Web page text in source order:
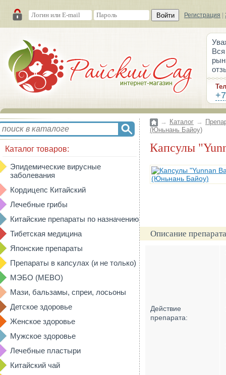
Войти Регистрация
Каталог товаров:
Эпидемические вирусные
заболевания
Кордицепс Китайский
Лечебные грибы
Китайские препараты по назначению
Тибетская медицина
Японские препараты
Препараты в капсулах (и не только)
МЭБО (MEBO)
Мази, бальзамы, спреи, лосьоны
Детское здоровье
Женское здоровье
Мужское здоровье
Лечебные пластыри
Китайский чай
→ Каталог →
(Юньнань Байоу)
Капсулы
Описание
Действие
препарата: